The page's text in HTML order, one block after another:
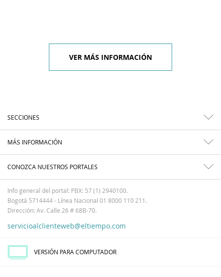
VER MÁS INFORMACIÓN
SECCIONES
MÁS INFORMACIÓN
CONOZCA NUESTROS PORTALES
Info general del portal: PBX: 57 (1) 2940100.
Bogotá 5714444 - Línea Nacional 01 8000 110 211.
Dirección: Av. Calle 26 # 68B-70.
servicioalclienteweb@eltiempo.com
VERSIÓN PARA COMPUTADOR